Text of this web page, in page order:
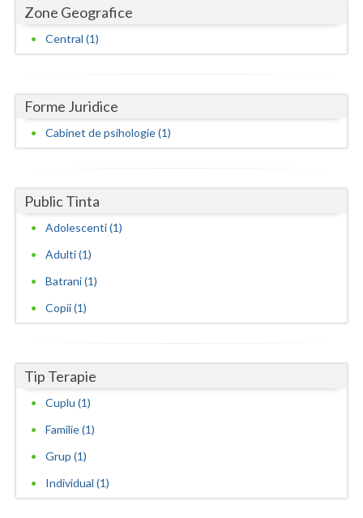
Ialomita
Iasi
Maramures
Mehedinti
Neamt
Sibiu
Suceava
Teleorman
Timis
Tulcea
Zone Geografice
Central (1)
Forme Juridice
Cabinet de psihologie (1)
Public Tinta
Adolescenti (1)
Adulti (1)
Batrani (1)
Copii (1)
Tip Terapie
Cuplu (1)
Familie (1)
Grup (1)
Individual (1)